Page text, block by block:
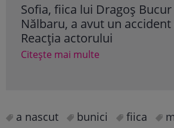
Sofia, fiica lui Dragoș
Nălbaru, a avut un
Reacția actorului
Citește mai multe
a nascut bunici fiica